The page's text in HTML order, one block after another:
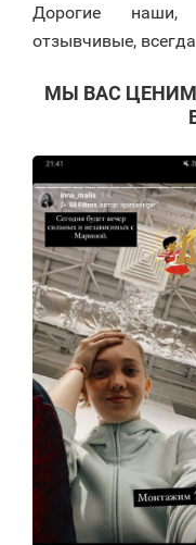
Дорогие
отзывчивые,
МЫ ВАС